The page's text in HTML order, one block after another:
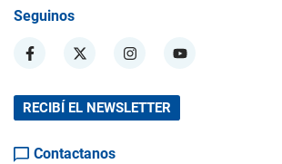
Seguinos
RECIBÍ EL NEWSLETTER
Contactanos